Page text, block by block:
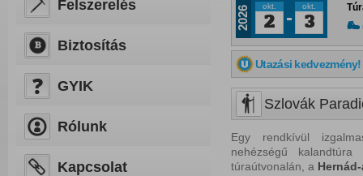
Felszerelés
Biztosítás
GYIK
Rólunk
Kapcsolat
2026 okt.
2
okt.
3
Utazási kedvezmény!
Szlovák
Egy rendkívül
nehézségű
túraútvonalán, a